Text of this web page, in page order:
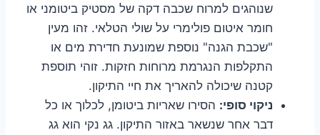
שנוהגים למרוח שכבה דקה של מסטיק ביטומני או
חומר איטום פולימרי על שולי הטלאי. זהו מעין
"שכבת הגנה" נוספת שמונעת חדירת מים או
התקלפות הנגרמת מרוחות חזקות. זוהי תוספת
קטנה שיכולה להאריך את חיי התיקון.
ניקוי סופי: הסירו שאריות ביטומן, לכלוך או כל
דבר אחר שנשאר באזור התיקון. גג נקי הוא גג